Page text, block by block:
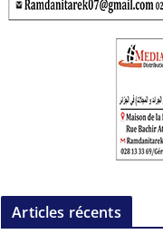
Articles récents